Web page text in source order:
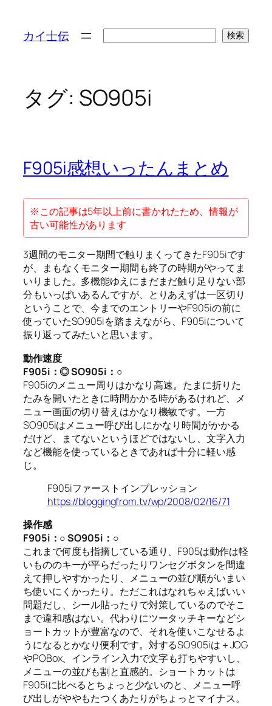
カイ士伝 検索
タグ: SO905i
F905i感想いったんまとめ
※この記事は5年以上前に書かれたため、情報が
古い可能性があります
3週間のモニター期間で触りまくってきたF905iです
が、まもなくモニター期間も終了の時期がやってま
いりました。多機能ゆえにまだまだ触り足りない部
分もいっぱいあるんですが、とりあえずは一区切り
ということで、今までのエントリーやF905iの前に
使っていたSO905iを踏まえながら、F905iについて
振り返ってみたいと思います。
動作速度
F905i ：◎SO905i ：○
F905iのメニュー周りはかなり高速。たまに折りた
たみを開いたときに時間かかる時があるけれど、メ
ニュー画面の切り替えはかなり機敏です。一方
SO905iはメニュー呼び出しにかなり時間がかかる
だけど、まてないというほどではないし、文字入力
など機能を使っているときであれば十分に軽い感
じ。
F905iファーストインプレッション
https://bloggingfrom.tv/wp/2008/02/16/71
操作感
F905i ：○SO905i ：○
これまで何度も指摘している通り、F905は動作は軽
いもののキーが平らだったりワンセグボタンを間違
えて押しやすかったり、メニューの並び順がいまい
ち使いにくかったり。ただこれはなれちゃえばいい
問題だし、シール貼ったりで対策しているのでそこ
まで違和感はない。代わりにツータッチキーなどシ
ョートカットが豊富なので、それを使いこなせるよ
うになるとかなり便利です。対するSO905iは＋JOG
やPOBox、インライン入力で文字も打ちやすいし、
メニューの並びも割と直感的。ショートカットは
F905iに比べるとちょっと少ないのと、メニュー呼
び出しがややもたつくあたりがちょっとマイナス。